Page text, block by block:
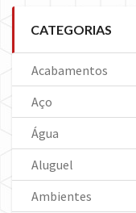
CATEGORIAS
Acabamentos
Aço
Água
Aluguel
Ambientes